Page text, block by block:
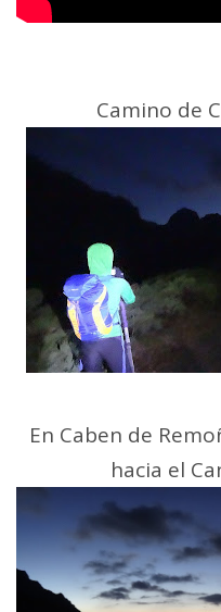
Camino de
En Caben de
hacia el